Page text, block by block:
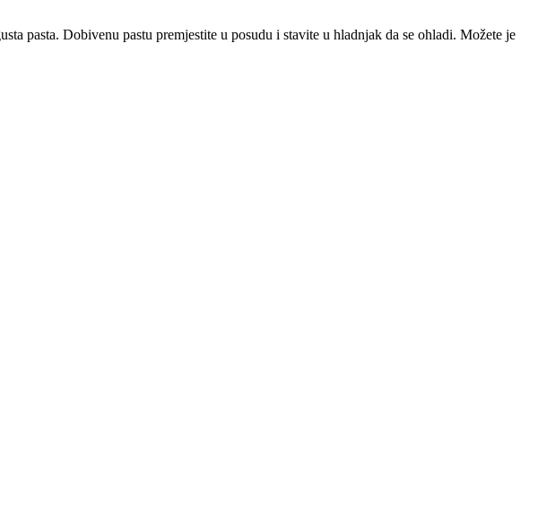
pasta. Dobivenu pastu premjestite u posudu i stavite u hladnjak da se ohladi. Možete je